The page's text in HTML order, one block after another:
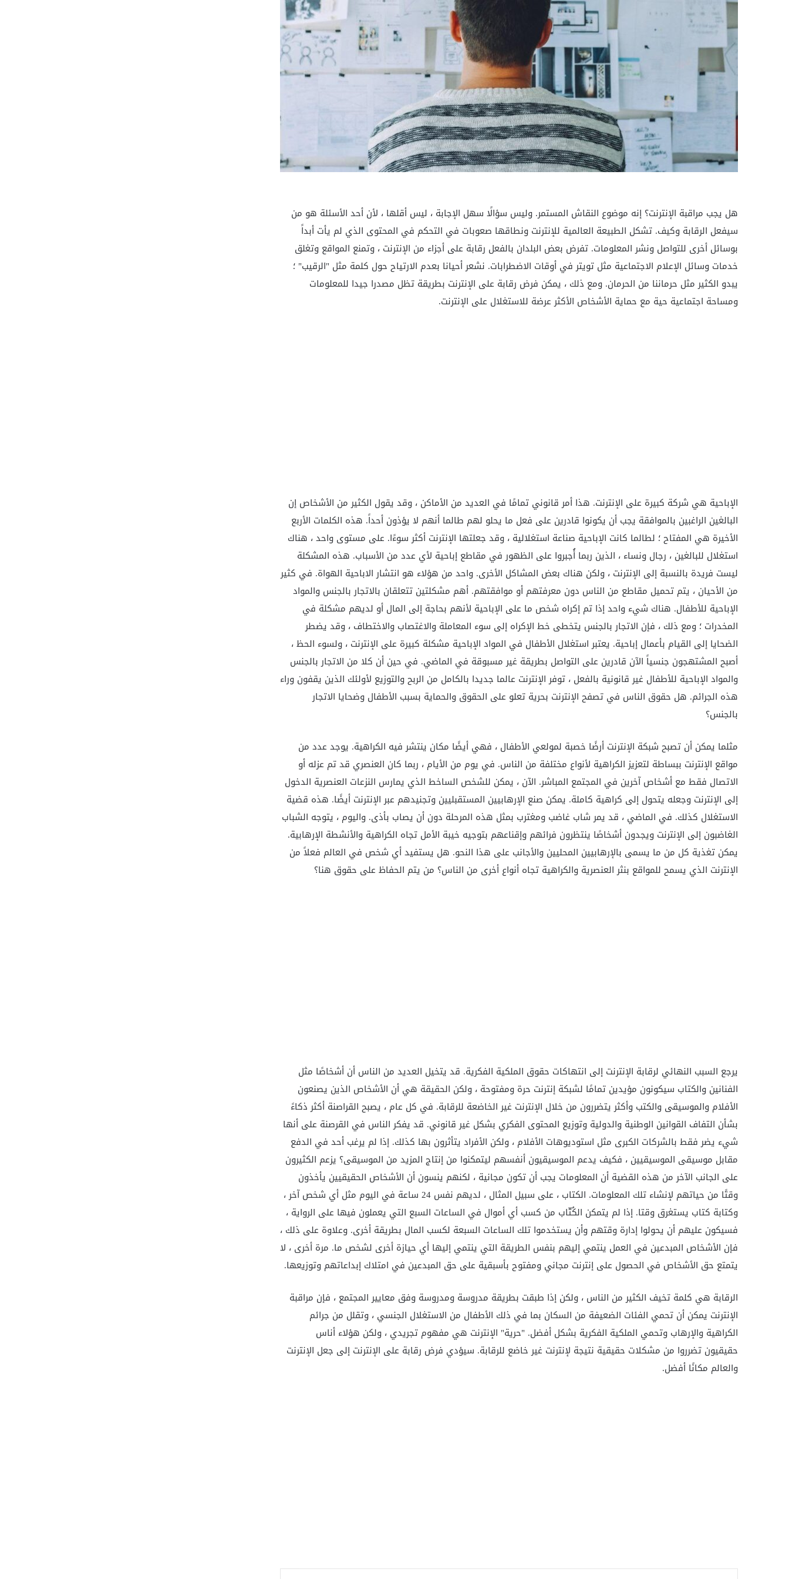
هل يجب مراقبة الإنترنت؟ إنه موضوع النقاش المستمر. وليس سؤالًا سهل الإجابة ، ليس أقلها ، لأن أحد الأسئلة هو من
سيفعل الرقابة وكيف. تشكل الطبيعة العالمية للإنترنت ونطاقها صعوبات في التحكم في المحتوى الذي لم يأت أبداً
بوسائل أخرى للتواصل ونشر المعلومات. تفرض بعض البلدان بالفعل رقابة على أجزاء من الإنترنت ، وتمنع المواقع وتغلق
خدمات وسائل الإعلام الاجتماعية مثل تويتر في أوقات الاضطرابات. نشعر أحيانا بعدم الارتياح حول كلمة مثل "الرقيب" ؛
يبدو الكثير مثل حرماننا من الحرمان. ومع ذلك ، يمكن فرض رقابة على الإنترنت بطريقة تظل مصدرا جيدا للمعلومات
ومساحة اجتماعية حية مع حماية الأشخاص الأكثر عرضة للاستغلال على الإنترنت.
الإباحية هي شركة كبيرة على الإنترنت. هذا أمر قانوني تمامًا في العديد من الأماكن ، وقد يقول الكثير من الأشخاص إن
البالغين الراغبين بالموافقة يجب أن يكونوا قادرين على فعل ما يحلو لهم طالما أنهم لا يؤذون أحداً. هذه الكلمات الأربع
الأخيرة هي المفتاح ؛ لطالما كانت الإباحية صناعة استغلالية ، وقد جعلتها الإنترنت أكثر سوءًا. على مستوى واحد ، هناك
استغلال للبالغين ، رجال ونساء ، الذين ربما أُجبروا على الظهور في مقاطع إباحية لأي عدد من الأسباب. هذه المشكلة
ليست فريدة بالنسبة إلى الإنترنت ، ولكن هناك بعض المشاكل الأخرى. واحد من هؤلاء هو انتشار الاباحية الهواة. في كثير
من الأحيان ، يتم تحميل مقاطع من الناس دون معرفتهم أو موافقتهم. أهم مشكلتين تتعلقان بالاتجار بالجنس والمواد
الإباحية للأطفال. هناك شيء واحد إذا تم إكراه شخص ما على الإباحية لأنهم بحاجة إلى المال أو لديهم مشكلة في
المخدرات ؛ ومع ذلك ، فإن الاتجار بالجنس يتخطى خط الإكراه إلى سوء المعاملة والاغتصاب والاختطاف ، وقد يضطر
الضحايا إلى القيام بأعمال إباحية. يعتبر استغلال الأطفال في المواد الإباحية مشكلة كبيرة على الإنترنت ، ولسوء الحظ ،
أصبح المشتهجون جنسياً الآن قادرين على التواصل بطريقة غير مسبوقة في الماضي. في حين أن كلا من الاتجار بالجنس
والمواد الإباحية للأطفال غير قانونية بالفعل ، توفر الإنترنت عالما جديدا بالكامل من الربح والتوزيع لأولئك الذين يقفون وراء
هذه الجرائم. هل حقوق الناس في تصفح الإنترنت بحرية تعلو على الحقوق والحماية بسبب الأطفال وضحايا الاتجار
بالجنس؟
مثلما يمكن أن تصبح شبكة الإنترنت أرضًا خصبة لمولعي الأطفال ، فهي أيضًا مكان ينتشر فيه الكراهية. يوجد عدد من
مواقع الإنترنت ببساطة لتعزيز الكراهية لأنواع مختلفة من الناس. في يوم من الأيام ، ربما كان العنصري قد تم عزله أو
الاتصال فقط مع أشخاص آخرين في المجتمع المباشر. الآن ، يمكن للشخص الساخط الذي يمارس النزعات العنصرية الدخول
إلى الإنترنت وجعله يتحول إلى كراهية كاملة. يمكن صنع الإرهابيين المستقبليين وتجنيدهم عبر الإنترنت أيضًا. هذه قضية
الاستغلال كذلك. في الماضي ، قد يمر شاب غاضب ومغترب بمثل هذه المرحلة دون أن يصاب بأذى. واليوم ، يتوجه الشباب
الغاضبون إلى الإنترنت ويجدون أشخاصًا ينتظرون فرائهم وإقناعهم بتوجيه خيبة الأمل تجاه الكراهية والأنشطة الإرهابية.
يمكن تغذية كل من ما يسمى بالإرهابيين المحليين والأجانب على هذا النحو. هل يستفيد أي شخص في العالم فعلاً من
الإنترنت الذي يسمح للمواقع بنثر العنصرية والكراهية تجاه أنواع أخرى من الناس؟ من يتم الحفاظ على حقوق هنا؟
يرجع السبب النهائي لرقابة الإنترنت إلى انتهاكات حقوق الملكية الفكرية. قد يتخيل العديد من الناس أن أشخاصًا مثل
الفنانين والكتاب سيكونون مؤيدين تمامًا لشبكة إنترنت حرة ومفتوحة ، ولكن الحقيقة هي أن الأشخاص الذين يصنعون
الأفلام والموسيقى والكتب وأكثر يتضررون من خلال الإنترنت غير الخاضعة للرقابة. في كل عام ، يصبح القراصنة أكثر ذكاءً
بشأن التفاف القوانين الوطنية والدولية وتوزيع المحتوى الفكري بشكل غير قانوني. قد يفكر الناس في القرصنة على أنها
شيء يضر فقط بالشركات الكبرى مثل استوديوهات الأفلام ، ولكن الأفراد يتأثرون بها كذلك. إذا لم يرغب أحد في الدفع
مقابل موسيقى الموسيقيين ، فكيف يدعم الموسيقيون أنفسهم ليتمكنوا من إنتاج المزيد من الموسيقى؟ يزعم الكثيرون
على الجانب الآخر من هذه القضية أن المعلومات يجب أن تكون مجانية ، لكنهم ينسون أن الأشخاص الحقيقيين يأخذون
وقتًا من حياتهم لإنشاء تلك المعلومات. الكتاب ، على سبيل المثال ، لديهم نفس 24 ساعة في اليوم مثل أي شخص آخر ،
وكتابة كتاب يستغرق وقتا. إذا لم يتمكن الكُتّاب من كسب أي أموال في الساعات السبع التي يعملون فيها على الرواية ،
فسيكون عليهم أن يحولوا إدارة وقتهم وأن يستخدموا تلك الساعات السبعة لكسب المال بطريقة أخرى. وعلاوة على ذلك ،
فإن الأشخاص المبدعين في العمل ينتمي إليهم بنفس الطريقة التي ينتمي إليها أي حيازة أخرى لشخص ما. مرة أخرى ، لا
يتمتع حق الأشخاص في الحصول على إنترنت مجاني ومفتوح بأسبقية على حق المبدعين في امتلاك إبداعاتهم وتوزيعها.
الرقابة هي كلمة تخيف الكثير من الناس ، ولكن إذا طبقت بطريقة مدروسة ومدروسة وفق معايير المجتمع ، فإن مراقبة
الإنترنت يمكن أن تحمي الفئات الضعيفة من السكان بما في ذلك الأطفال من الاستغلال الجنسي ، وتقلل من جرائم
الكراهية والإرهاب وتحمي الملكية الفكرية بشكل أفضل. "حرية" الإنترنت هي مفهوم تجريدي ، ولكن هؤلاء أناس
حقيقيون تضرروا من مشكلات حقيقية نتيجة لإنترنت غير خاضع للرقابة. سيؤدي فرض رقابة على الإنترنت إلى جعل الإنترنت
والعالم مكانًا أفضل.